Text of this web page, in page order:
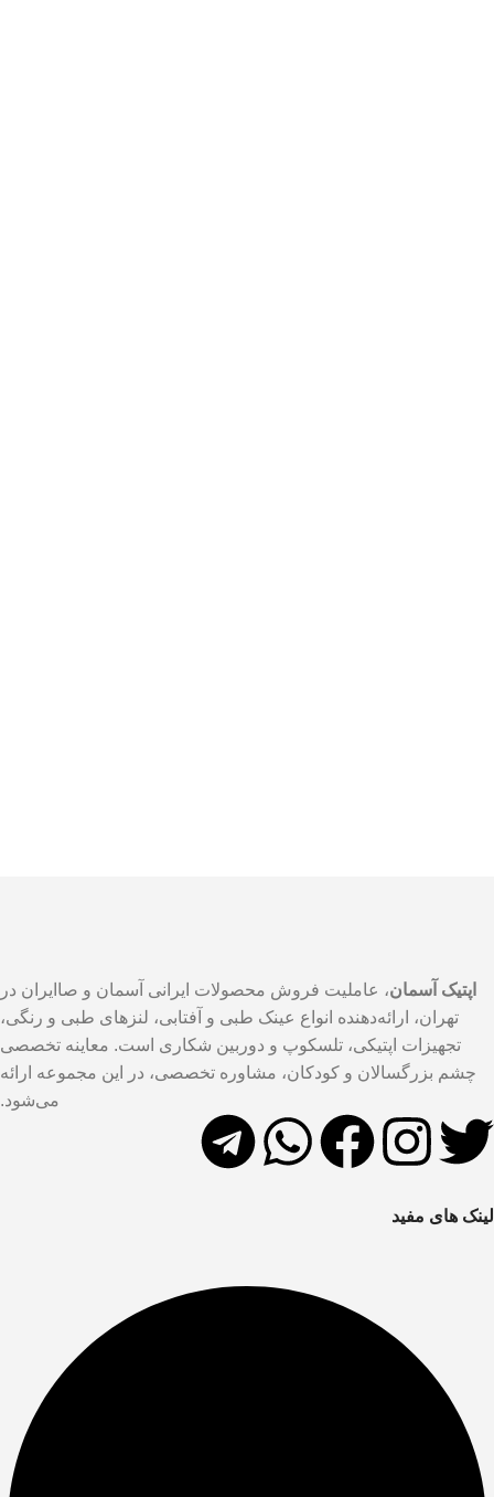
اپتیک آسمان، عاملیت فروش محصولات ایرانی آسمان و صاایران در
تهران، ارائه‌دهنده انواع عینک طبی و آفتابی، لنزهای طبی و رنگی،
تجهیزات اپتیکی، تلسکوپ و دوربین شکاری است. معاینه تخصصی
چشم بزرگسالان و کودکان، مشاوره تخصصی، در این مجموعه ارائه
می‌شود.
لینک های مفید